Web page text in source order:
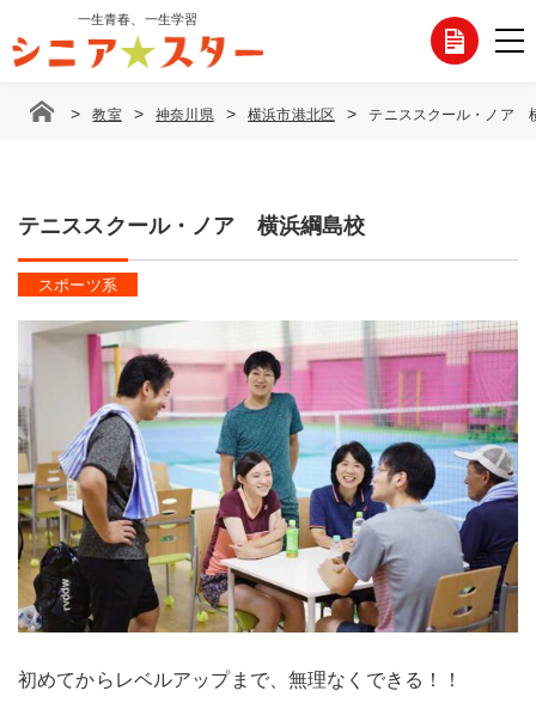
テ
一生青春、一生学習
各
わ
せ
> 教室 > 神奈川県 > 横浜市港北区 > テニススクール・ノア
テニススクール・ノア 横浜綱島校
スポーツ系
初めてからレベルアップまで、無理なくできる！！